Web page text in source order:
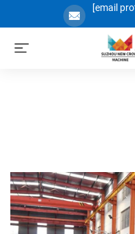
[email